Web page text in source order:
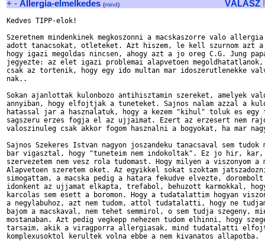
+ - Allergia-elmelkedes (mind) VÁLASZ
Kedves TIPP-elok!
Szeretnem mindenkinek megkoszonni a macskaszorre valo allergia
adott tanacsokat, otleteket. Azt hiszem, le kell szurnom azt
hogy igazi megoldas nincsen, ahogy azt a jo oreg C.G. Jung
jegyezte: az elet igazi problemai alapvetoen
csak az tortenik, hogy egy ido multan mar idoszerutlenekke
nak..
Sokan ajanlottak kulonbozo antihisztamin szereket, amelyek
annyiban, hogy elfojtjak a tuneteket. Sajnos nalam azzal a
hatassal jar a hasznalatuk, hogy a kezem "kihul" toluk es egy
sagszeru erzes fogja el az ujjaimat. Ezert az erzesert nem
valoszinuleg csak akkor fogom hasznalni a bogyokat, ha mar
Sajnos Szekeres Istvan nagyon joszandeku tanacsaval sem
bar vigasztal, hogy "tuneteim nem indokoltak". Ez jo hir,
szervezetem nem vesz rola tudomast. Hogy milyen a viszonyom a
Alapvetoen szeretem oket. Az egyikkel sokat szoktam
simogattam, a macska pedig a hatara fekudve elvezte,
idonkent az ujjamat elkapta, trefabol, behuzott karmokkal,
karcolas sem esett a boromon. Hogy a tudatalattim hogyan
a negylabuhoz, azt nem tudom, attol tudatalatti, hogy ne
bajom a macskaval, nem tehet semmirol, o sem tudja szegeny,
mostanaban. Azt pedig vegkepp nehezen tudom elhinni, hogy
tarsaim, akik a viragporra allergiasak, mind tudatalatti
komplexusoktol kerultek volna ebbe a nem kivanatos allapotba.